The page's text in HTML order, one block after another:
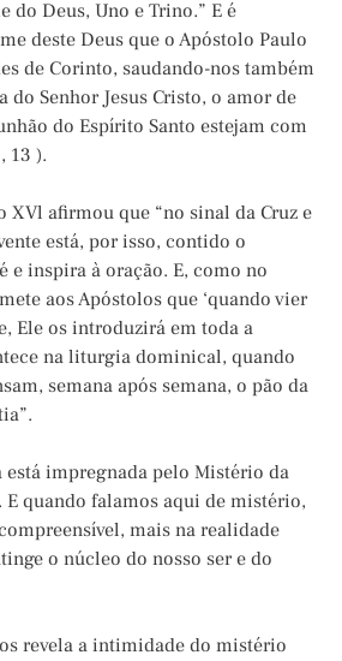
do Deus, Uno e Trino.” E é
deste Deus que o Apóstolo Paulo
de Corinto, saudando-nos também
do Senhor Jesus Cristo, o amor de
do Espírito Santo estejam com
13 ).
XVl afirmou que “no sinal da Cruz e
está, por isso, contido o
e inspira à oração. E, como no
aos Apóstolos que ‘quando vier
Ele os introduzirá em toda a
na liturgia dominical, quando
semana após semana, o pão da
está impregnada pelo Mistério da
E quando falamos aqui de mistério,
mais na realidade
o núcleo do nosso ser e do
revela a intimidade do mistério